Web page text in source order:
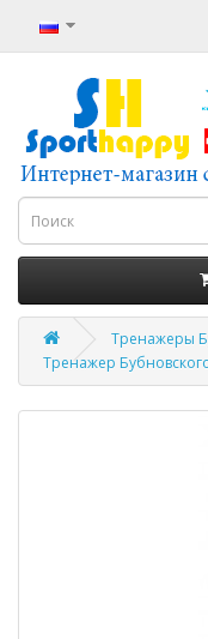
Тренажеры
Тренажер